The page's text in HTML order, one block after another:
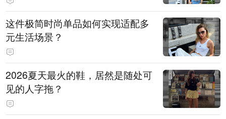
这件极简时尚单品如何实现适配多
元生活场景？
2026夏天最火的鞋，居然是随处可
见的人字拖？